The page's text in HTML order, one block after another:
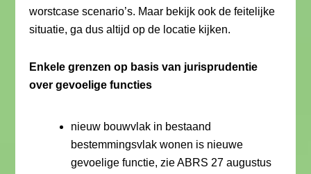
worstcase scenario’s. Maar bekijk ook de feitelijke
situatie, ga dus altijd op de locatie kijken.
Enkele grenzen op basis van jurisprudentie
over gevoelige functies
nieuw bouwvlak in bestaand
bestemmingsvlak wonen is nieuwe
gevoelige functie, zie ABRS 27 augustus